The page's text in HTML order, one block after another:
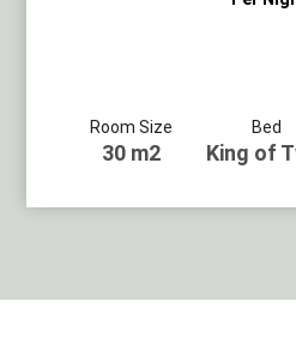
Room Size
30 m2
Bed
King of